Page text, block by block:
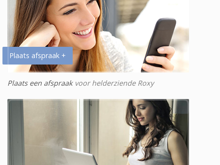
Plaats afspraak +
Plaats een afspraakvoor helderziende Roxy